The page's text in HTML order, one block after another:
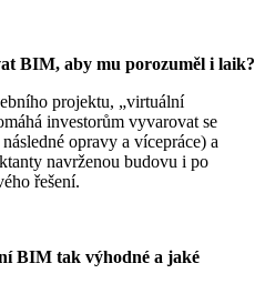
BIM, aby mu porozuměl i laik?
projektu, „virtuální
investorům vyvarovat se
opravy a vícepráce) a
navrženou budovu i po
řešení.
BIM tak výhodné a jaké